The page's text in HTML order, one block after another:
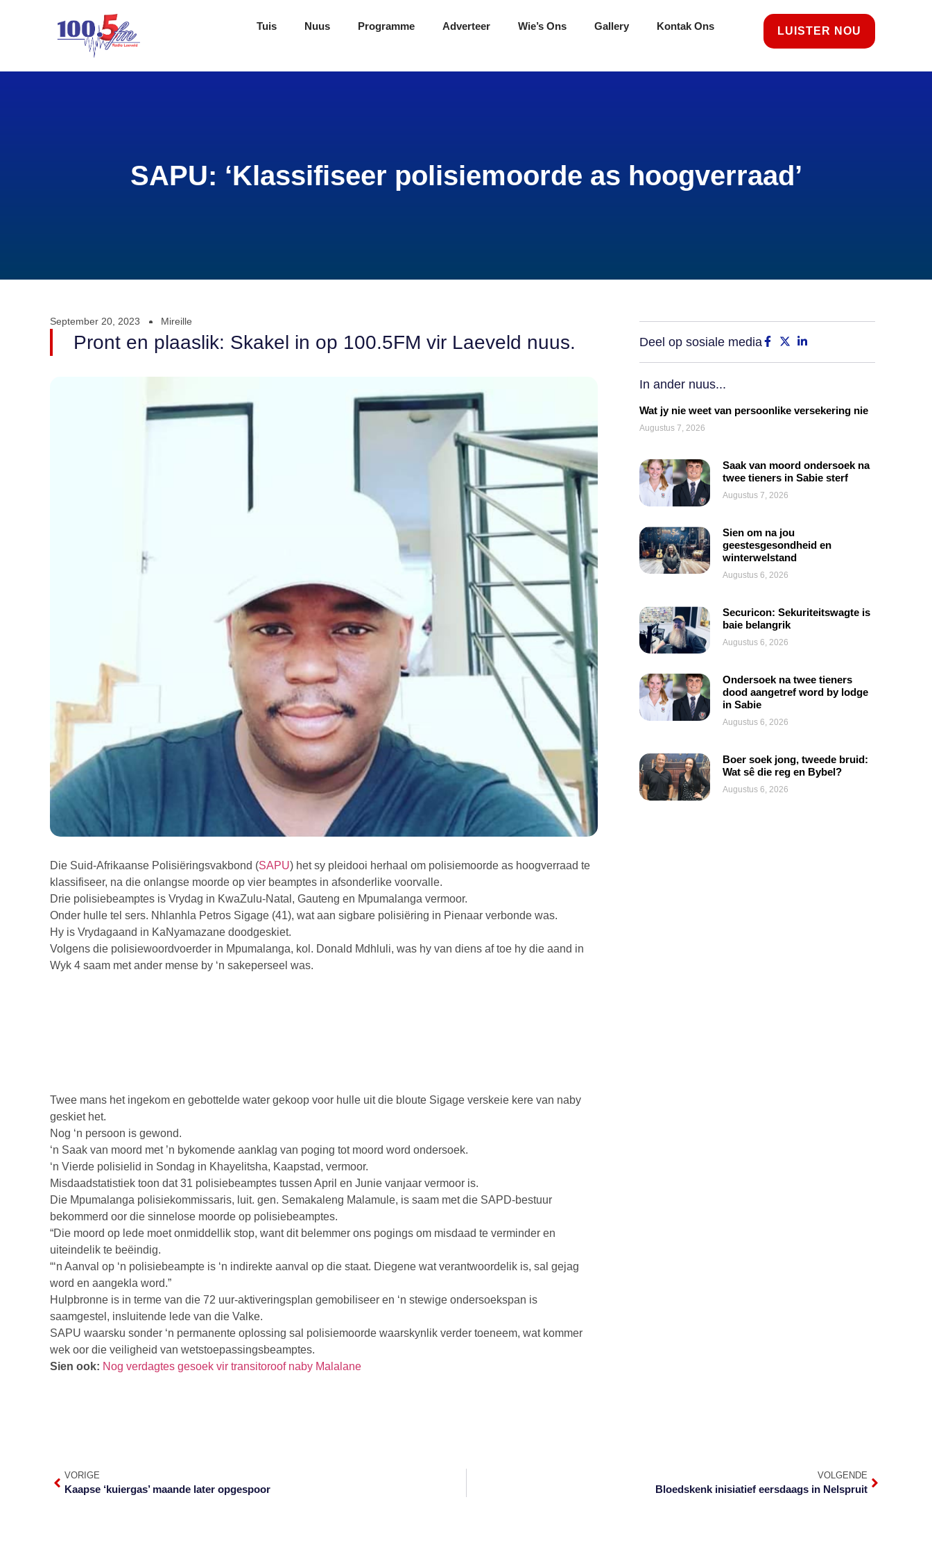
Tuis Nuus Programme Adverteer Wie’s Ons Gallery Kontak Ons LUISTER NOU
SAPU: ‘Klassifiseer polisiemoorde as hoogverraad’
September 20, 2023 Mireille
Pront en plaaslik: Skakel in op 100.5FM vir Laeveld nuus.
Die Suid-Afrikaanse Polisiëringsvakbond (SAPU) het sy pleidooi herhaal om polisiemoorde as hoogverraad te
klassifiseer, na die onlangse moorde op vier beamptes in afsonderlike voorvalle.
Drie polisiebeamptes is Vrydag in KwaZulu-Natal, Gauteng en Mpumalanga vermoor.
Onder hulle tel sers. Nhlanhla Petros Sigage (41), wat aan sigbare polisiëring in Pienaar verbonde was.
Hy is Vrydagaand in KaNyamazane doodgeskiet.
Volgens die polisiewoordvoerder in Mpumalanga, kol. Donald Mdhluli, was hy van diens af toe hy die aand in
Wyk 4 saam met ander mense by ‘n sakeperseel was.
Twee mans het ingekom en gebottelde water gekoop voor hulle uit die bloute Sigage verskeie kere van naby
geskiet het.
Nog ‘n persoon is gewond.
‘n Saak van moord met ’n bykomende aanklag van poging tot moord word ondersoek.
‘n Vierde polisielid in Sondag in Khayelitsha, Kaapstad, vermoor.
Misdaadstatistiek toon dat 31 polisiebeamptes tussen April en Junie vanjaar vermoor is.
Die Mpumalanga polisiekommissaris, luit. gen. Semakaleng Malamule, is saam met die SAPD-bestuur
bekommerd oor die sinnelose moorde op polisiebeamptes.
“Die moord op lede moet onmiddellik stop, want dit belemmer ons pogings om misdaad te verminder en
uiteindelik te beëindig.
“‘n Aanval op ‘n polisiebeampte is ‘n indirekte aanval op die staat. Diegene wat verantwoordelik is, sal gejag
word en aangekla word.”
Hulpbronne is in terme van die 72 uur-aktiveringsplan gemobiliseer en ‘n stewige ondersoekspan is
saamgestel, insluitende lede van die Valke.
SAPU waarsku sonder ‘n permanente oplossing sal polisiemoorde waarskynlik verder toeneem, wat kommer
wek oor die veiligheid van wetstoepassingsbeamptes.
Sien ook: Nog verdagtes gesoek vir transitoroof naby Malalane
Deel op sosiale media
In ander nuus...
Wat jy nie weet van persoonlike versekering nie
Augustus 7, 2026
Saak van moord ondersoek na
twee tieners in Sabie sterf
Augustus 7, 2026
Sien om na jou
geestesgesondheid en
winterwelstand
Augustus 6, 2026
Securicon: Sekuriteitswagte is
baie belangrik
Augustus 6, 2026
Ondersoek na twee tieners
dood aangetref word by lodge
in Sabie
Augustus 6, 2026
Boer soek jong, tweede bruid:
Wat sê die reg en Bybel?
Augustus 6, 2026
VORIGE
Kaapse ‘kuiergas’ maande later opgespoor
VOLGENDE
Bloedskenk inisiatief eersdaags in Nelspruit